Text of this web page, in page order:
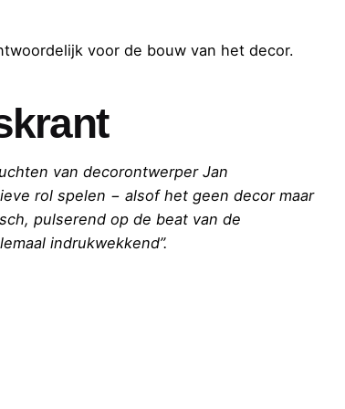
voor de bouw van het decor.
van decorontwerper Jan
rol spelen − alsof het geen decor maar
pulserend op de beat van de
indrukwekkend”.